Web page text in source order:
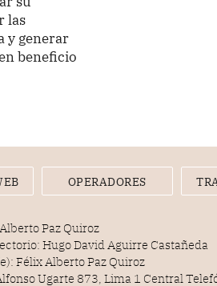
las
y generar
beneficio
OPERADORES
Paz Quiroz
Hugo David Aguirre Castañeda
Félix Alberto Paz Quiroz
Ugarte 873, Lima 1 Central